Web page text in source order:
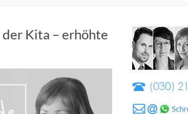
Kita – erhöhte